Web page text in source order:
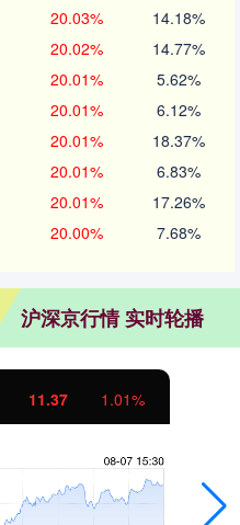
20.03% 14.18%
20.02% 14.77%
20.01% 5.62%
20.01% 6.12%
20.01% 18.37%
20.01% 6.83%
20.01% 17.26%
20.00% 7.68%
沪深京行情 实时轮播
11.37 1.01%